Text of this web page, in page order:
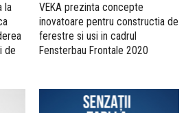
la
de
VEKA prezinta concepte
inovatoare pentru constructia de
ferestre si usi in cadrul
Fensterbau Frontale 2020